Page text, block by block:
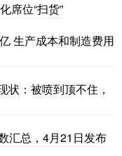
席位“扫货”
生产成本和制造费用
状：被喷到顶不住，
汇总，4月21日发布